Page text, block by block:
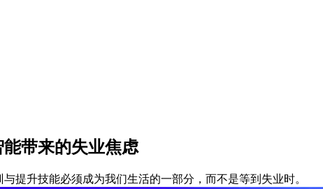
带来的失业焦虑
提升技能必须成为我们生活的一部分，而不是等到失业时。